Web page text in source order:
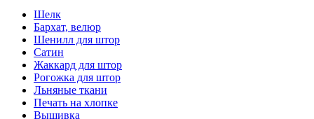
Шелк
Бархат, велюр
Шенилл для штор
Сатин
Жаккард для штор
Рогожка для штор
Льняные ткани
Печать на хлопке
Вышивка